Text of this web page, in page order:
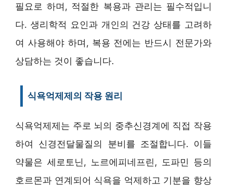
필요로 하며, 적절한 복용과 관리는 필수적입니
다. 생리학적 요인과 개인의 건강 상태를 고려하
여 사용해야 하며, 복용 전에는 반드시 전문가와
상담하는 것이 좋습니다.
식욕억제제의 작용 원리
식욕억제제는 주로 뇌의 중추신경계에 직접 작용
하여 신경전달물질의 분비를 조절합니다. 이들
약물은 세로토닌, 노르에피네프린, 도파민 등의
호르몬과 연계되어 식욕을 억제하고 기분을 향상